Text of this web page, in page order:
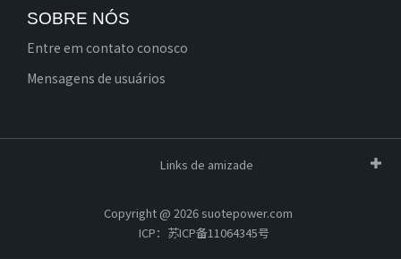
SOBRE NÓS
Entre em contato conosco
Mensagens de usuários
Links de amizade
Copyright @ 2026 suotepower.com
ICP：苏ICP备11064345号